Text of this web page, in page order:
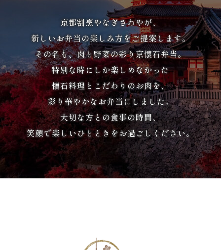
選
ぶ
家
族
集
京都割烹やなぎさわやが、
新しいお弁当の楽しみ方をご提案します。
その名も、肉と野菜の彩り京懐石弁当。
特別な時にしか楽しめなかった
懐石料理とこだわりのお肉を、
彩り華やかなお弁当にしました。
大切な方との食事の時間、
笑顔で楽しいひとときをお過ごしください。